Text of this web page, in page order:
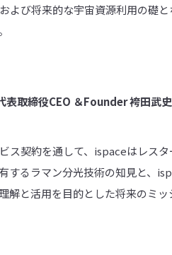
よび将来的な宇宙資源利用の礎
表取締役CEO ＆Founder 袴田武
ビス契約を通して、ispaceはレス
するラマン分光技術の知見と、
解と活用を目的とした将来のミ